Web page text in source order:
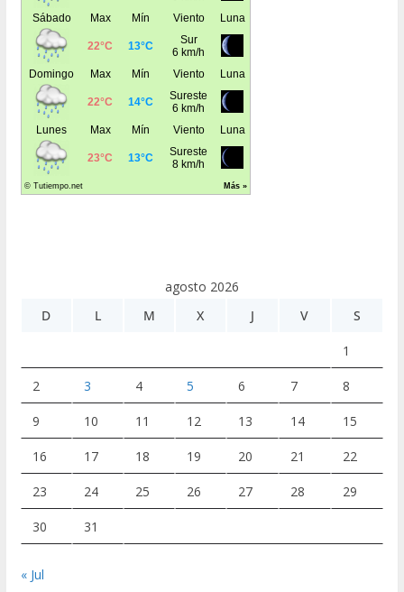
agosto 2026
D
L M X J V S
1
2 3 4 5 6 7 8
9 10 11 12 13 14 15
16 17 18 19 20 21 22
23 24 25 26 27 28 29
30 31
« Jul